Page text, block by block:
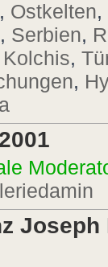
, Ostkelten,
, Serbien,
,
,
Joseph